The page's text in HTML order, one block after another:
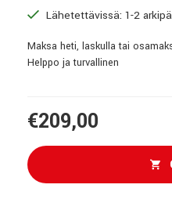
Lähetettävissä: 1-2
Maksa heti, laskulla tai
Helppo ja turvallinen
€209,00